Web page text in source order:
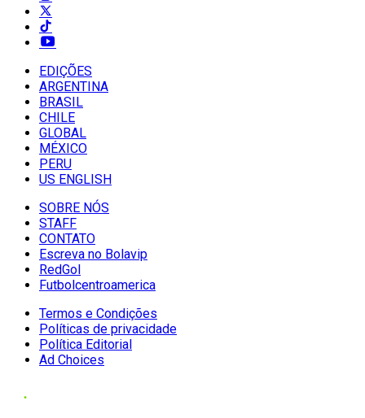
EDIÇÕES
ARGENTINA
BRASIL
CHILE
GLOBAL
MÉXICO
PERU
US ENGLISH
SOBRE NÓS
STAFF
CONTATO
Escreva no Bolavip
RedGol
Futbolcentroamerica
Termos e Condições
Políticas de privacidade
Política Editorial
Ad Choices